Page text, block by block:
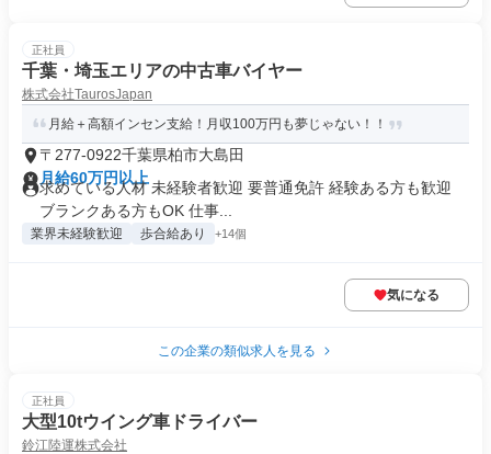
正社員
千葉・埼玉エリアの中古車バイヤー
株式会社TaurosJapan
月給＋高額インセン支給！月収100万円も夢じゃない！！
〒277-0922千葉県柏市大島田
月給60万円以上
求めている人材 未経験者歓迎 要普通免許 経験ある方も歓迎
ブランクある方もOK 仕事...
業界未経験歓迎 歩合給あり +14個
気になる
この企業の類似求人を見る
正社員
大型10tウイング車ドライバー
鈴江陸運株式会社